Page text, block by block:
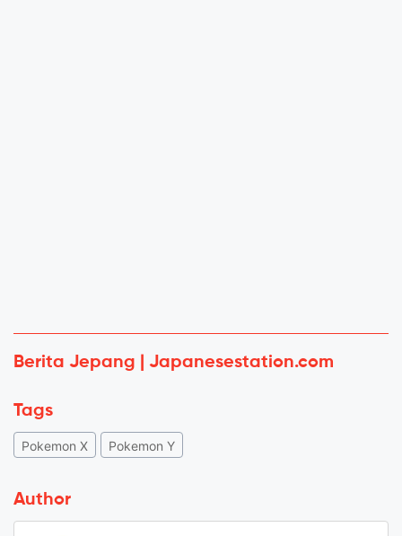
Berita Jepang | Japanesestation.com
Tags
Pokemon X Pokemon Y
Author